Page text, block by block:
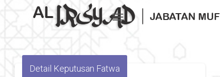
Toggle navigation
Detail Keputusan Fatwa